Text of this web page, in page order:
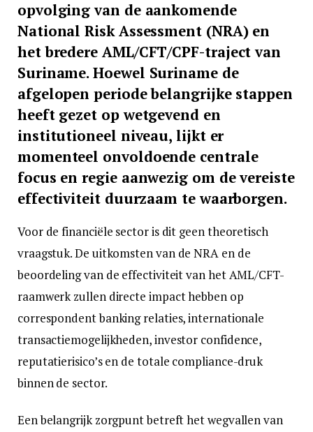
opvolging van de aankomende
National Risk Assessment (NRA) en
het bredere AML/CFT/CPF-traject van
Suriname. Hoewel Suriname de
afgelopen periode belangrijke stappen
heeft gezet op wetgevend en
institutioneel niveau, lijkt er
momenteel onvoldoende centrale
focus en regie aanwezig om de vereiste
effectiviteit duurzaam te waarborgen.
Voor de financiële sector is dit geen theoretisch
vraagstuk. De uitkomsten van de NRA en de
beoordeling van de effectiviteit van het AML/CFT-
raamwerk zullen directe impact hebben op
correspondent banking relaties, internationale
transactiemogelijkheden, investor confidence,
reputatierisico’s en de totale compliance-druk
binnen de sector.
Een belangrijk zorgpunt betreft het wegvallen van